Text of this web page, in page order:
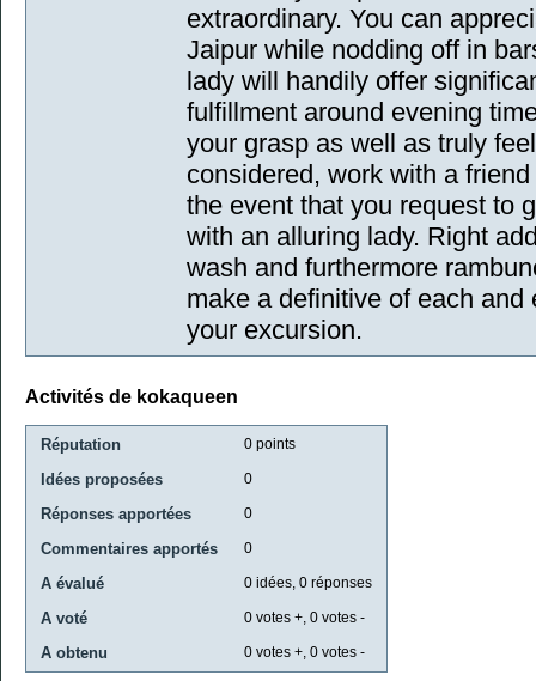
extraordinary. You can
Jaipur while nodding off in
lady will handily offer
fulfillment around evening
your grasp as well as truly
considered, work with a
the event that you request to
with an alluring lady. Right
wash and furthermore
make a definitive of each
your excursion.
Activités de kokaqueen
Réputation 0 points
Idées proposées 0
Réponses apportées 0
Commentaires apportés 0
A évalué 0 idées, 0 réponses
A voté 0 votes +, 0 votes -
A obtenu 0 votes +, 0 votes -